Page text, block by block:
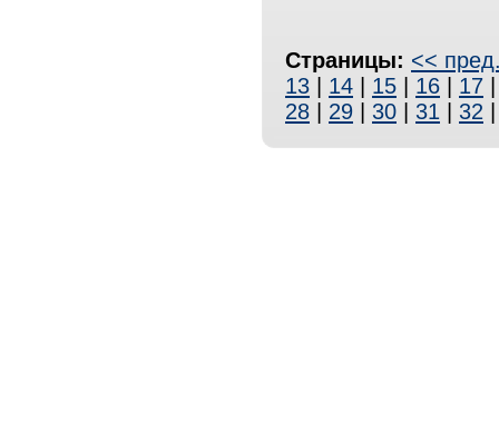
Страницы: <<
13
14 15 16 17
28
29 30 31 32